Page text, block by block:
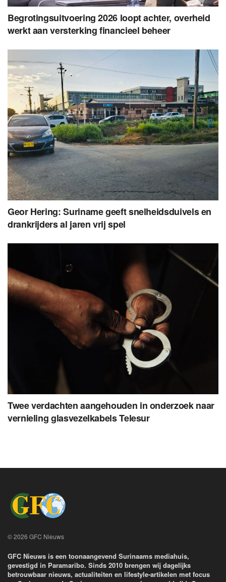
Begrotingsuitvoering 2026 loopt achter, overheid
werkt aan versterking financieel beheer
Geor Hering: Suriname geeft snelheidsduivels en
drankrijders al jaren vrij spel
Twee verdachten aangehouden in onderzoek naar
vernieling glasvezelkabels Telesur
© 2026 GFC Nieuws
GFC Nieuws is een toonaangevend Surinaams mediahuis,
gevestigd in Paramaribo. Sinds 2010 brengen wij dagelijks
betrouwbaar nieuws, actualiteiten en lifestyle-artikelen met focus